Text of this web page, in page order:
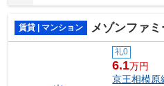
賃貸 | マンション メゾンファミ
礼0
6.1万円
京王相模原